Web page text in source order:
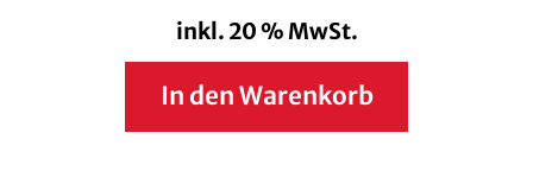
inkl. 20 % MwSt.
In den Warenkorb